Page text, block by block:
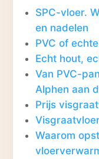
SPC-vloer.
en nadelen
PVC of
Echt hout,
Van PVC-
Alphen aan
Prijs
Waarom